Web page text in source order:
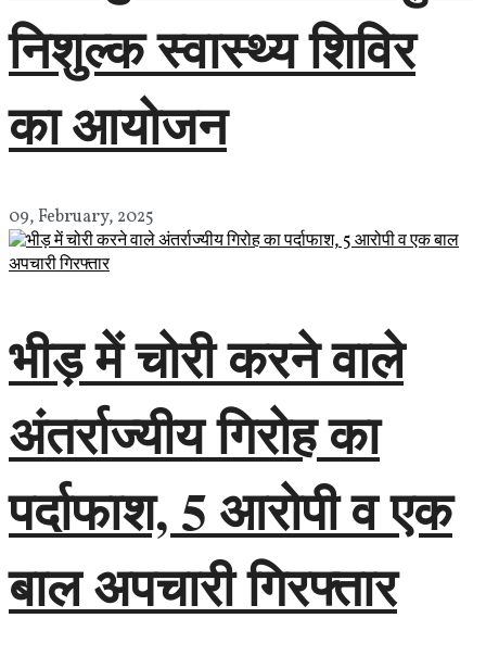
निशुल्क स्वास्थ्य शिविर
का आयोजन
09, February, 2025
भीड़ में चोरी करने वाले
अंतर्राज्यीय गिरोह का
पर्दाफाश, 5 आरोपी व एक
बाल अपचारी गिरफ्तार